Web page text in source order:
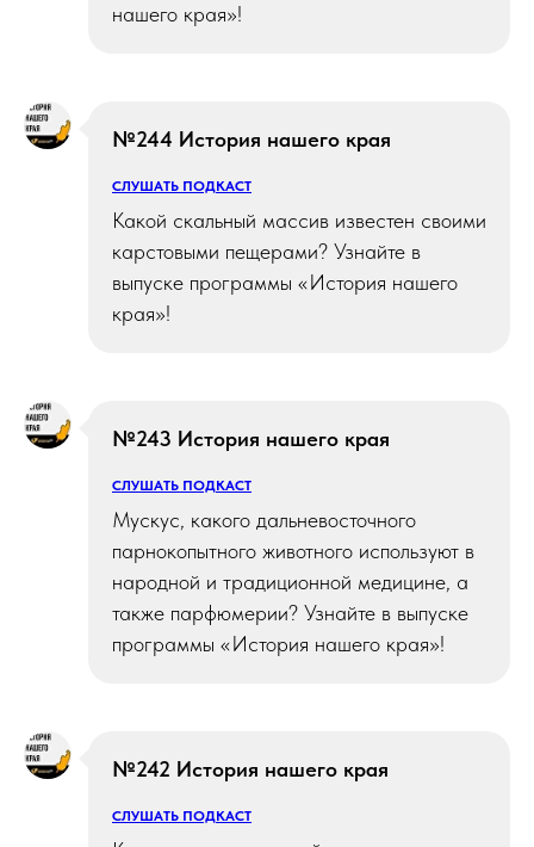
нашего края»!
№244 История нашего края
СЛУШАТЬ ПОДКАСТ
Какой скальный массив известен своими
карстовыми пещерами? Узнайте в
выпуске программы «История нашего
края»!
№243 История нашего края
СЛУШАТЬ ПОДКАСТ
Мускус, какого дальневосточного
парнокопытного животного используют в
народной и традиционной медицине, а
также парфюмерии? Узнайте в выпуске
программы «История нашего края»!
№242 История нашего края
СЛУШАТЬ ПОДКАСТ